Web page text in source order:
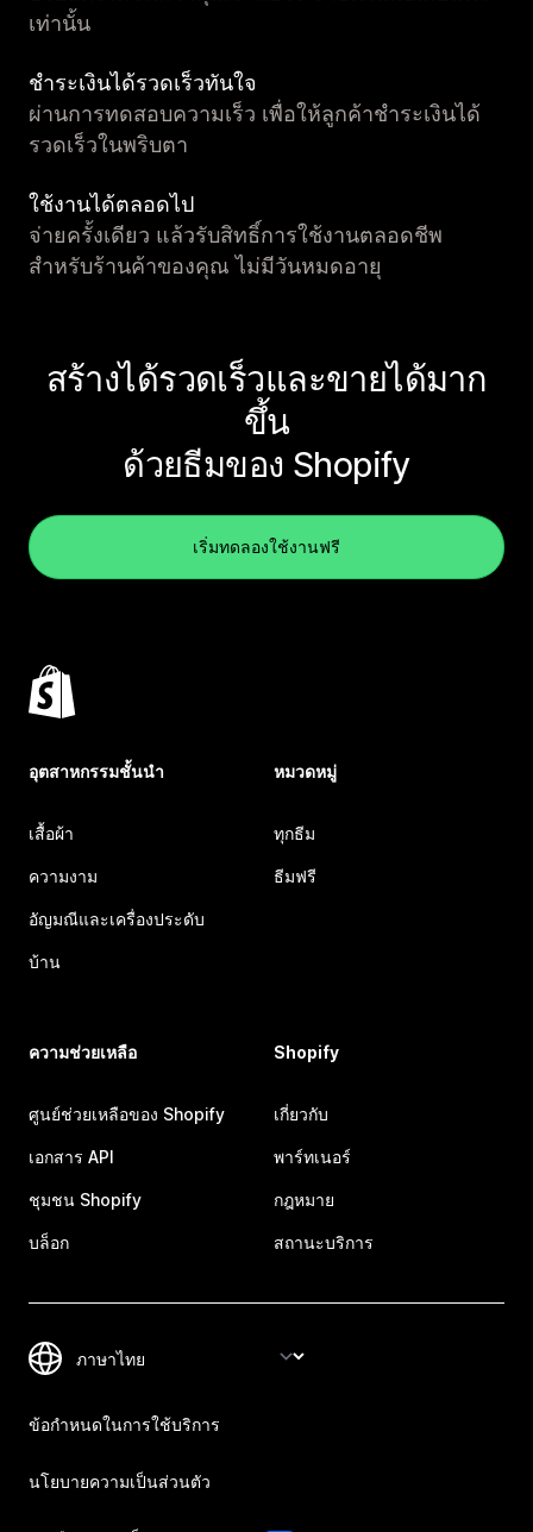
เท่านั้น
ชำระเงินได้รวดเร็วทันใจ
ผ่านการทดสอบความเร็ว เพื่อให้ลูกค้าชำระเงินได้
รวดเร็วในพริบตา
ใช้งานได้ตลอดไป
จ่ายครั้งเดียว แล้วรับสิทธิ์การใช้งานตลอดชีพ
สำหรับร้านค้าของคุณ ไม่มีวันหมดอายุ
สร้างได้รวดเร็วและขายได้มาก
ขึ้น
ด้วยธีมของ Shopify
เริ่มทดลองใช้งานฟรี
อุตสาหกรรมชั้นนำ
เสื้อผ้า
ความงาม
อัญมณีและเครื่องประดับ
บ้าน
หมวดหมู่
ทุกธีม
ธีมฟรี
ความช่วยเหลือ
ศูนย์ช่วยเหลือของ Shopify
เอกสาร API
ชุมชน Shopify
บล็อก
Shopify
เกี่ยวกับ
พาร์ทเนอร์
กฎหมาย
สถานะบริการ
ข้อกำหนดในการใช้บริการ
นโยบายความเป็นส่วนตัว